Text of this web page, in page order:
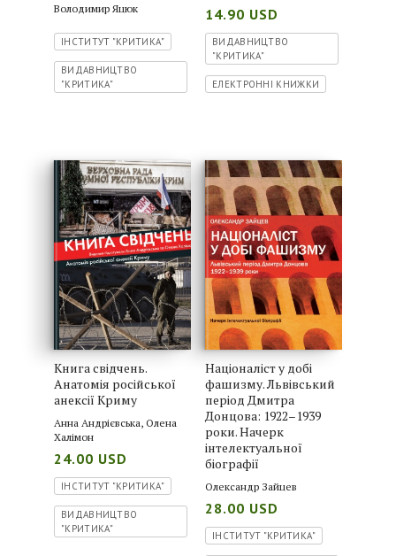
Володимир Яцюк
ІНСТИТУТ "КРИТИКА"
ВИДАВНИЦТВО
"КРИТИКА"
14.90 USD
ВИДАВНИЦТВО
"КРИТИКА"
ЕЛЕКТРОННІ КНИЖКИ
Книга свідчень.
Анатомія російської
анексії Криму
Анна Андрієвська, Олена
Халімон
24.00 USD
ІНСТИТУТ "КРИТИКА"
ВИДАВНИЦТВО
"КРИТИКА"
Націоналіст у добі
фашизму. Львівський
період Дмитра
Донцова: 1922–1939
роки. Начерк
інтелектуальної
біографії
Олександр Зайцев
28.00 USD
ІНСТИТУТ "КРИТИКА"